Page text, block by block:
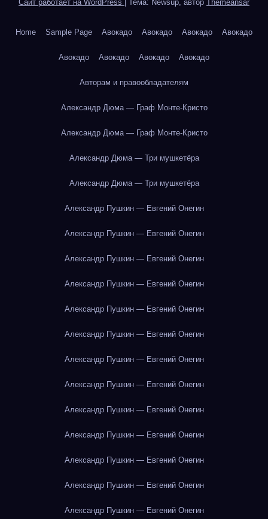
Сайт работает на WordPress | Тема: Newsup, автор Themeansar
Home Sample Page Авокадо Авокадо Авокадо Авокадо
Авокадо Авокадо Авокадо Авокадо
Авторам и правообладателям
Александр Дюма — Граф Монте-Кристо
Александр Дюма — Граф Монте-Кристо
Александр Дюма — Три мушкетёра
Александр Дюма — Три мушкетёра
Александр Пушкин — Евгений Онегин
Александр Пушкин — Евгений Онегин
Александр Пушкин — Евгений Онегин
Александр Пушкин — Евгений Онегин
Александр Пушкин — Евгений Онегин
Александр Пушкин — Евгений Онегин
Александр Пушкин — Евгений Онегин
Александр Пушкин — Евгений Онегин
Александр Пушкин — Евгений Онегин
Александр Пушкин — Евгений Онегин
Александр Пушкин — Евгений Онегин
Александр Пушкин — Евгений Онегин
Александр Пушкин — Евгений Онегин